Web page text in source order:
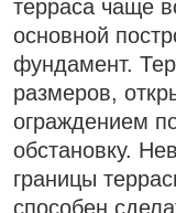
терраса чаще
основной
фундамент.
размеров,
ограждением
обстановку.
границы
способен